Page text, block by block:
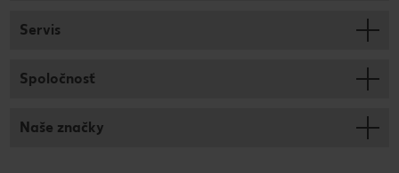
Servis
Spoločnosť
Naše značky